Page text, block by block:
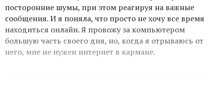
посторонние шумы, при этом реагируя на важные
сообщения. И я поняла, что просто не хочу все время
находиться онлайн. Я провожу за компьютером
большую часть своего дня, но, когда я отрываюсь от
него, мне не нужен интернет в кармане.